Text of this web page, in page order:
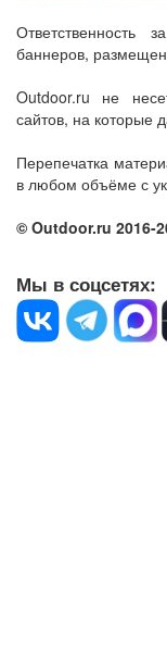
баннеров,
Outdoor.ru не
сайтов, на которые
Перепечатка
в любом объёме с
© Outdoor.ru 2016-
Мы в соцсетях: